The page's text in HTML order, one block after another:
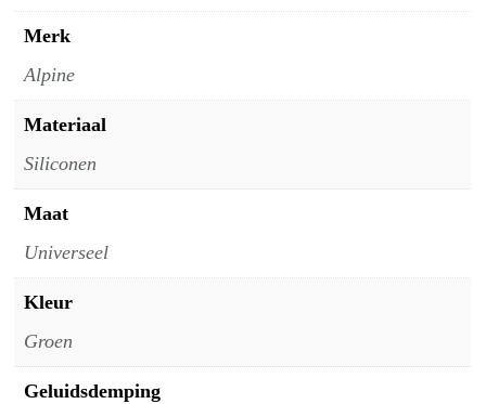
Merk
Alpine
Materiaal
Siliconen
Maat
Universeel
Kleur
Groen
Geluidsdemping